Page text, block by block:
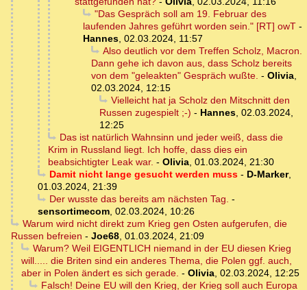
"Das Gespräch soll am 19. Februar des
laufenden Jahres geführt worden sein." [RT] owT -
Hannes, 02.03.2024, 11:57
Also deutlich vor dem Treffen Scholz, Macron.
Dann gehe ich davon aus, dass Scholz bereits
von dem "geleakten" Gespräch wußte. - Olivia,
02.03.2024, 12:15
Vielleicht hat ja Scholz den Mitschnitt den
Russen zugespielt ;-) - Hannes, 02.03.2024,
12:25
Das ist natürlich Wahnsinn und jeder weiß, dass die
Krim in Russland liegt. Ich hoffe, dass dies ein
beabsichtigter Leak war. - Olivia, 01.03.2024, 21:30
Damit nicht lange gesucht werden muss- D-Marker,
01.03.2024, 21:39
Der wusste das bereits am nächsten Tag. -
sensortimecom, 02.03.2024, 10:26
Warum wird nicht direkt zum Krieg gen Osten aufgerufen, die
Russen befreien - Joe68, 01.03.2024, 21:09
Warum? Weil EIGENTLICH niemand in der EU diesen Krieg
will..... die Briten sind ein anderes Thema, die Polen ggf. auch,
aber in Polen ändert es sich gerade. - Olivia, 02.03.2024, 12:25
Falsch! Deine EU will den Krieg, der Krieg soll auch Europa